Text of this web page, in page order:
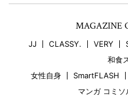
MAGAZINE
JJ CLASSY. VERY
和食
女性自身
SmartFLASH
マンガ コミソ